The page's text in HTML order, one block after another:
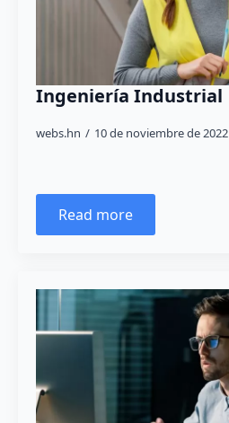
Ingeniería Industrial
webs.hn 10 de noviembre de 2022
Read more